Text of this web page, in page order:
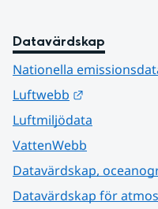
Datavärdskap
Nationella
Luftwebb
Luftmiljödata
VattenWebb
Datavärdskap,
Datavärdskap för